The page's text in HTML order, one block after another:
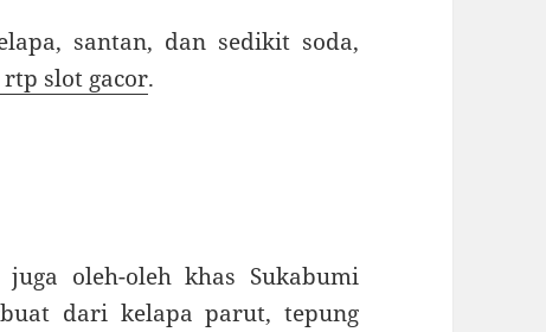
santan, dan sedikit soda,
slot gacor.
oleh-oleh khas Sukabumi
dari kelapa parut, tepung